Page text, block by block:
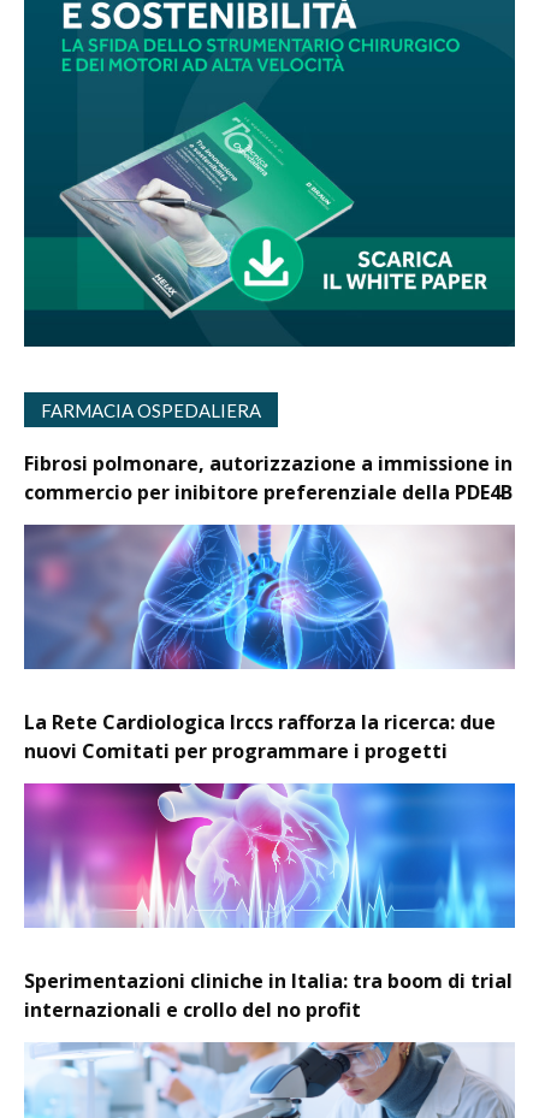
FARMACIA OSPEDALIERA
Fibrosi polmonare, autorizzazione a immissione in
commercio per inibitore preferenziale della PDE4B
La Rete Cardiologica Irccs rafforza la ricerca: due
nuovi Comitati per programmare i progetti
Sperimentazioni cliniche in Italia: tra boom di trial
internazionali e crollo del no profit